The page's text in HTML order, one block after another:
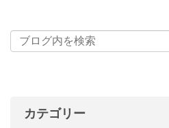
カテゴリー